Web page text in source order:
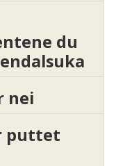
du
nei
puttet